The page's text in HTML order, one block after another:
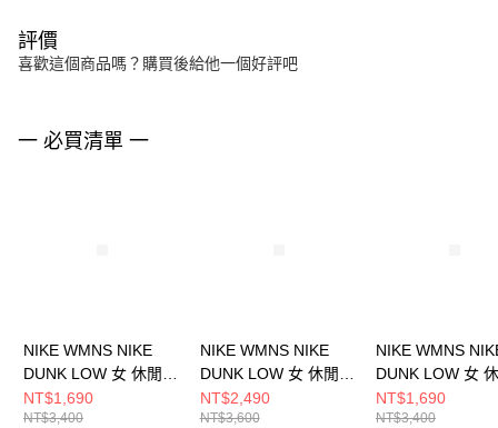
評價
喜歡這個商品嗎？購買後給他一個好評吧
一 必買清單 一
NIKE WMNS NIKE
DUNK LOW 女 休閒鞋
HJ7673001
NT$1,690
NT$3,400
NIKE WMNS NIKE
DUNK LOW 女 休閒鞋
IB4417103
NT$2,490
NT$3,600
NIKE WMNS
DUNK LOW 女
HJ7673002
NT$1,690
NT$3,400